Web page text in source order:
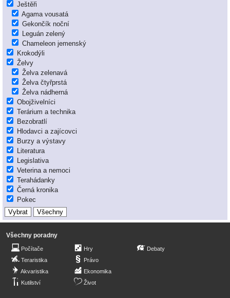
Ještěři
Agama vousatá
Gekončík noční
Leguán zelený
Chameleon jemenský
Krokodýli
Želvy
Želva zelenavá
Želva čtyřprstá
Želva nádherná
Obojživelníci
Terárium a technika
Bezobratlí
Hlodavci a zajícovci
Burzy a výstavy
Literatura
Legislativa
Veterina a nemoci
Terahádanky
Černá kronika
Pokec
Všechny poradny
Počítače
Teraristika
Akvaristika
Kutilství
Hry
Právo
Ekonomika
Život
Debaty